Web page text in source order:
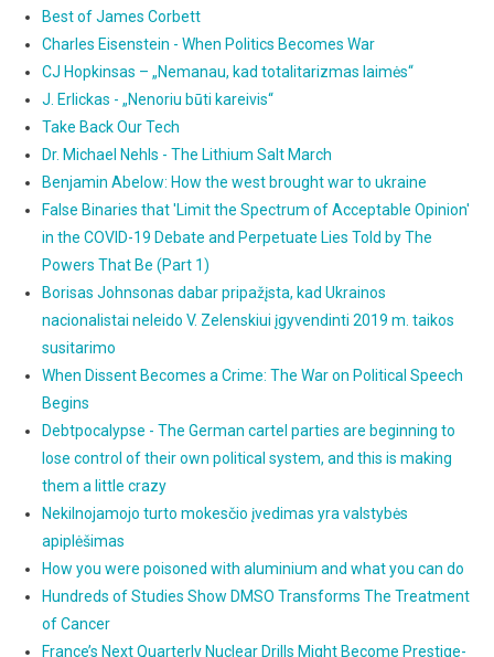
Best of James Corbett
Charles Eisenstein - When Politics Becomes War
CJ Hopkinsas – „Nemanau, kad totalitarizmas laimės“
J. Erlickas - „Nenoriu būti kareivis“
Take Back Our Tech
Dr. Michael Nehls - The Lithium Salt March
Benjamin Abelow: How the west brought war to ukraine
False Binaries that 'Limit the Spectrum of Acceptable Opinion'
in the COVID-19 Debate and Perpetuate Lies Told by The
Powers That Be (Part 1)
Borisas Johnsonas dabar pripažįsta, kad Ukrainos
nacionalistai neleido V. Zelenskiui įgyvendinti 2019 m. taikos
susitarimo
When Dissent Becomes a Crime: The War on Political Speech
Begins
Debtpocalypse - The German cartel parties are beginning to
lose control of their own political system, and this is making
them a little crazy
Nekilnojamojo turto mokesčio įvedimas yra valstybės
apiplėšimas
How you were poisoned with aluminium and what you can do
Hundreds of Studies Show DMSO Transforms The Treatment
of Cancer
France’s Next Quarterly Nuclear Drills Might Become Prestige-